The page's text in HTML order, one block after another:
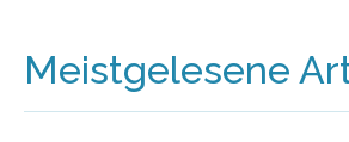
Meistgelesene